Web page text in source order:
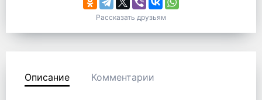
Рассказать друзьям
Описание Комментарии